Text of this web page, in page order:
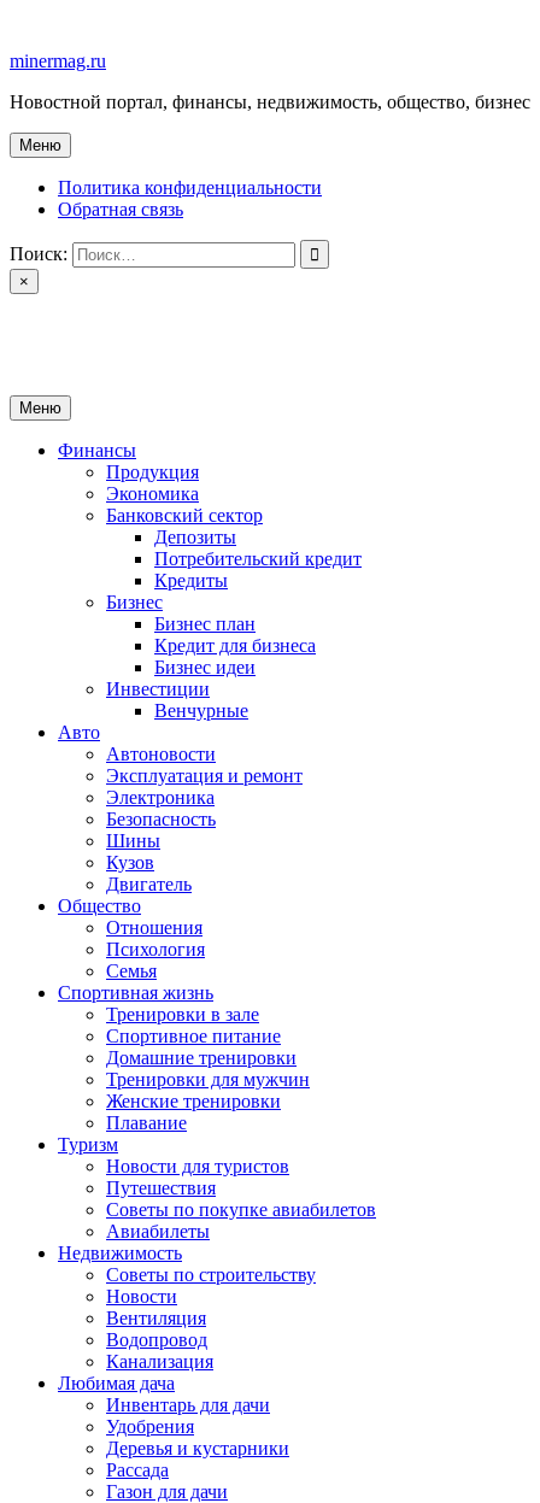
содержимому
minermag.ru
Новостной портал, финансы, недвижимость, общество, бизнес
Меню
Политика конфиденциальности
Обратная связь
Поиск:
×
Меню
Финансы
Продукция
Экономика
Банковский сектор
Депозиты
Потребительский кредит
Кредиты
Бизнес
Бизнес план
Кредит для бизнеса
Бизнес идеи
Инвестиции
Венчурные
Авто
Автоновости
Эксплуатация и ремонт
Электроника
Безопасность
Шины
Кузов
Двигатель
Общество
Отношения
Психология
Семья
Спортивная жизнь
Тренировки в зале
Спортивное питание
Домашние тренировки
Тренировки для мужчин
Женские тренировки
Плавание
Туризм
Новости для туристов
Путешествия
Советы по покупке авиабилетов
Авиабилеты
Недвижимость
Советы по строительству
Новости
Вентиляция
Водопровод
Канализация
Любимая дача
Инвентарь для дачи
Удобрения
Деревья и кустарники
Рассада
Газон для дачи